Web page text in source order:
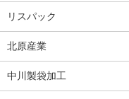
リスパック
北原産業
中川製袋加工